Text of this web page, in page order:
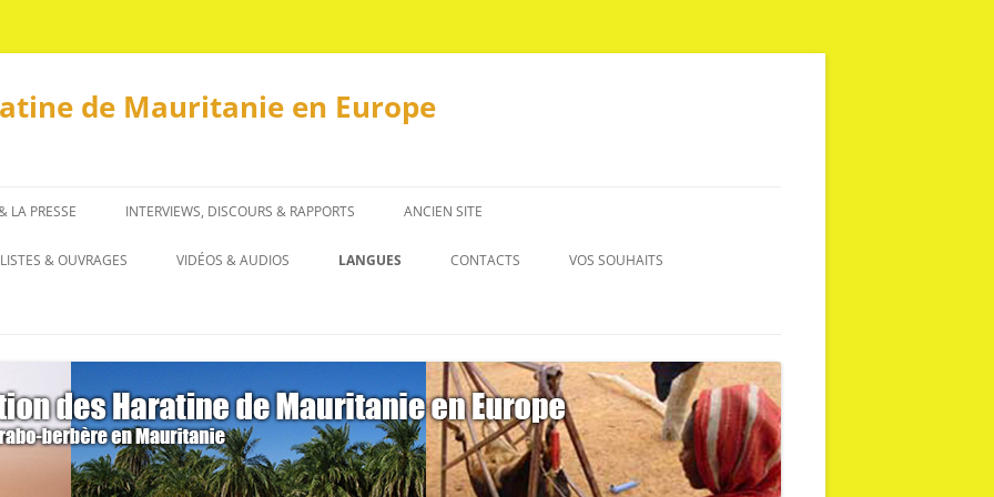
de Mauritanie en Europe
LA PRESSE INTERVIEWS, DISCOURS & RAPPORTS
INTERVIEWS
ANCIEN SITE
LISTES & OUVRAGES VIDÉOS & AUDIOS LANGUES CONTACTS VOS SOUHAITS